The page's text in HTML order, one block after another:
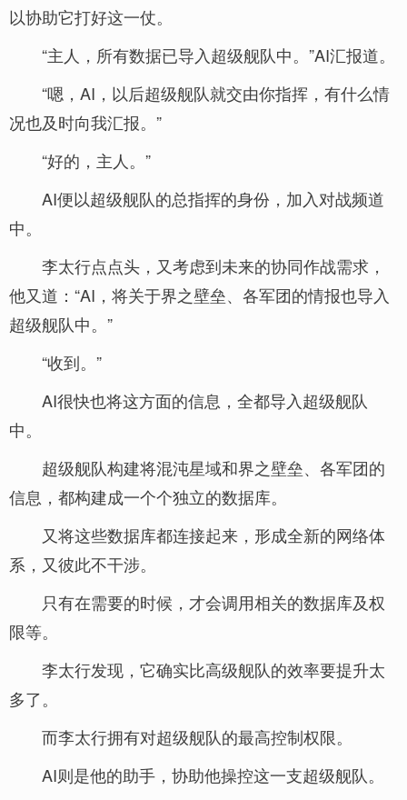
以协助它打好这一仗。
“主人，所有数据已导入超级舰队中。”AI汇报道。
“嗯，AI，以后超级舰队就交由你指挥，有什么情
况也及时向我汇报。”
“好的，主人。”
AI便以超级舰队的总指挥的身份，加入对战频道
中。
李太行点点头，又考虑到未来的协同作战需求，
他又道：“AI，将关于界之壁垒、各军团的情报也导入
超级舰队中。”
“收到。”
AI很快也将这方面的信息，全都导入超级舰队
中。
超级舰队构建将混沌星域和界之壁垒、各军团的
信息，都构建成一个个独立的数据库。
又将这些数据库都连接起来，形成全新的网络体
系，又彼此不干涉。
只有在需要的时候，才会调用相关的数据库及权
限等。
李太行发现，它确实比高级舰队的效率要提升太
多了。
而李太行拥有对超级舰队的最高控制权限。
AI则是他的助手，协助他操控这一支超级舰队。